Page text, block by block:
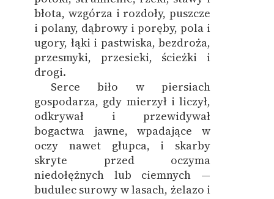
błota, wzgórza i rozdoły, puszcze
i polany, dąbrowy i poręby, pola i
ugory, łąki i pastwiska, bezdroża,
przesmyki, przesieki, ścieżki i
drogi.
Serce biło w piersiach
gospodarza, gdy mierzył i liczył,
odkrywał i przewidywał
bogactwa jawne, wpadające w
oczy nawet głupca, i skarby
skryte przed oczyma
niedołężnych lub ciemnych —
budulec surowy w lasach, żelazo i